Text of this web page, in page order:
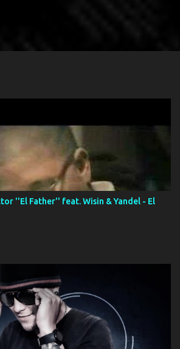
''El Father'' feat. Wisin & Yandel - El